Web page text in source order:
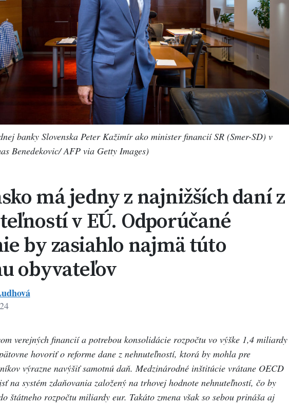
banky Slovenska Peter Kažimír ako minister financií SR (Smer-SD) v
Benedekovic/ AFP via Getty Images)
má jedny z najnižších daní z
v EÚ. Odporúčané
by zasiahlo najmä túto
obyvateľov
verejných financií a potrebou konsolidácie rozpočtu vo výške 1,4 miliardy
hovoriť o reforme dane z nehnuteľností, ktorá by mohla pre
výrazne navýšiť samotnú daň. Medzinárodné inštitúcie vrátane OECD
na systém zdaňovania založený na trhovej hodnote nehnuteľností, čo by
štátneho rozpočtu miliardy eur. Takáto zmena však so sebou prináša aj